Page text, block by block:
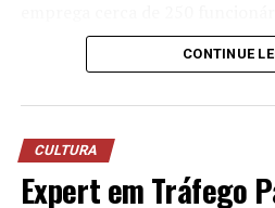
mecânica”, destaca Anderson
coordenador Administrativo da
ampla gama de serviços que
mulheres, idosos e promovem o
A liderança feminina no
resultados notáveis no Brasil.
as ONGs lideradas por mulheres
CONTINUE
CULTURA
Expert em Tráfego